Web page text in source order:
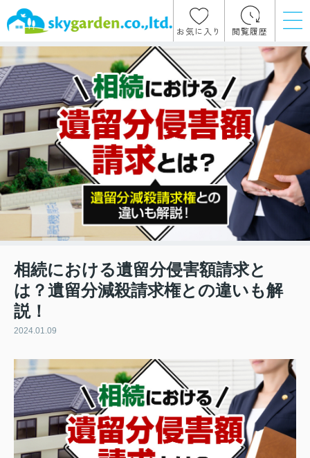
お気に入り 閲覧履歴
相続における遺留分侵害額請求と
は？遺留分減殺請求権との違いも解
説！
2024.01.09